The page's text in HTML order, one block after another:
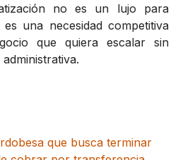
no es un lujo para
una necesidad competitiva
que quiera escalar sin
que busca terminar